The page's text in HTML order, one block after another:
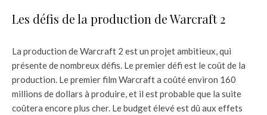
Les défis de la production de Warcraft 2
La production de Warcraft 2 est un projet ambitieux, qui
présente de nombreux défis. Le premier défi est le coût de la
production. Le premier film Warcraft a coûté environ 160
millions de dollars à produire, et il est probable que la suite
coûtera encore plus cher. Le budget élevé est dû aux effets